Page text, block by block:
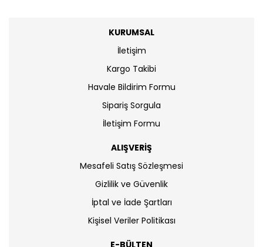
KURUMSAL
İletişim
Kargo Takibi
Havale Bildirim Formu
Sipariş Sorgula
İletişim Formu
ALIŞVERİŞ
Mesafeli Satış Sözleşmesi
Gizlilik ve Güvenlik
İptal ve İade Şartları
Kişisel Veriler Politikası
E-BÜLTEN